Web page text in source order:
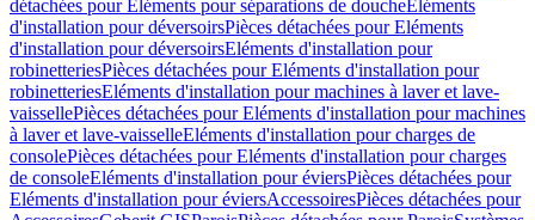
détachées pour Eléments pour séparations de doucheEléments
d'installation pour déversoirsPièces détachées pour Eléments
d'installation pour déversoirsEléments d'installation pour
robinetteriesPièces détachées pour Eléments d'installation pour
robinetteriesEléments d'installation pour machines à laver et lave-
vaissellePièces détachées pour Eléments d'installation pour machines
à laver et lave-vaisselleEléments d'installation pour charges de
consolePièces détachées pour Eléments d'installation pour charges
de consoleEléments d'installation pour éviersPièces détachées pour
Eléments d'installation pour éviersAccessoiresPièces détachées pour